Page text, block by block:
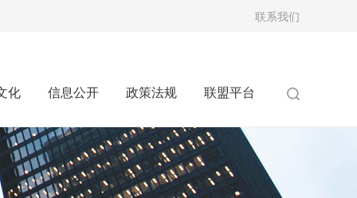
联系我们
化 信息公开 政策法规 联盟平台